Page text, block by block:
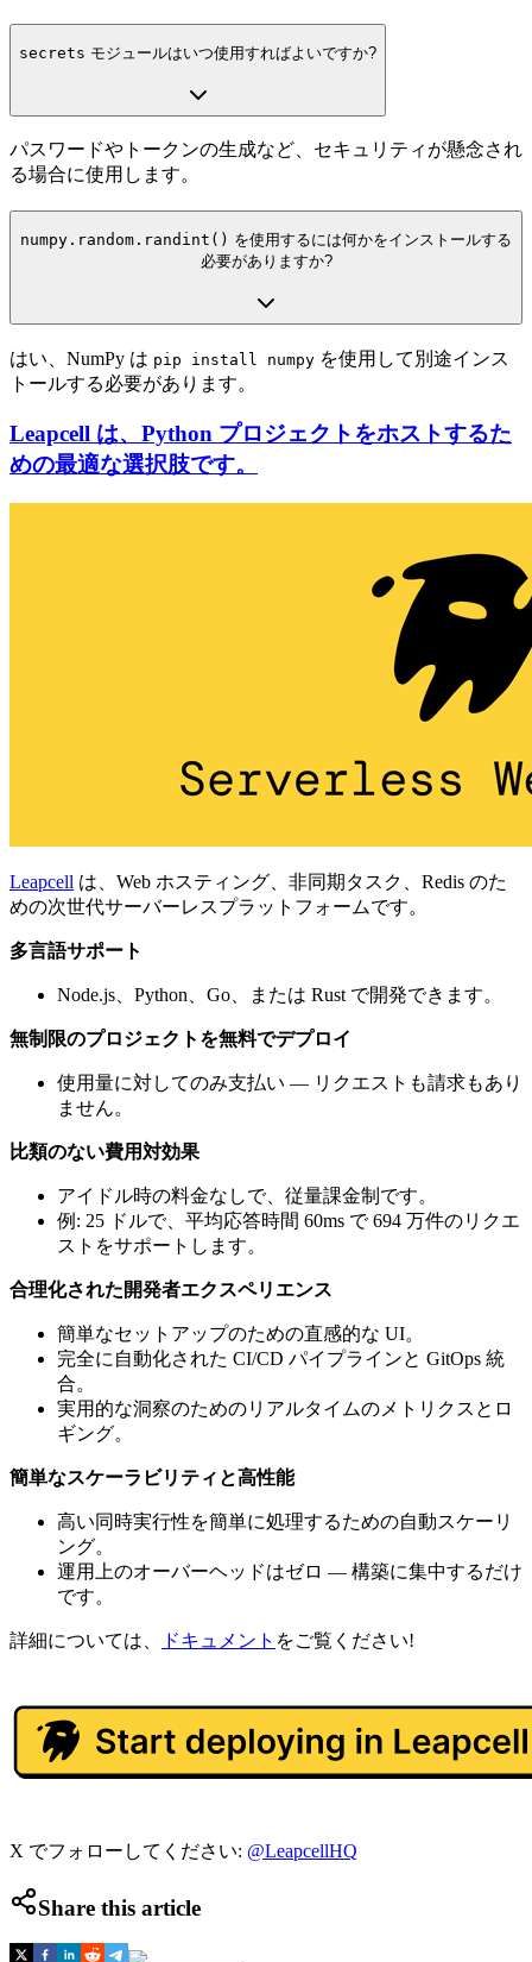
secrets モジュールはいつ使用すればよいですか?
パスワードやトークンの生成など、セキュリティが懸念され
る場合に使用します。
numpy.random.randint() を使用するには何かをインストールする
必要がありますか?
はい、NumPy は pip install numpy を使用して別途インス
トールする必要があります。
Leapcell は、Python プロジェクトをホストするた
めの最適な選択肢です。
Leapcell は、Web ホスティング、非同期タスク、Redis のた
めの次世代サーバーレスプラットフォームです。
多言語サポート
Node.js、Python、Go、または Rust で開発できます。
無制限のプロジェクトを無料でデプロイ
使用量に対してのみ支払い — リクエストも請求もあり
ません。
比類のない費用対効果
アイドル時の料金なしで、従量課金制です。
例: 25 ドルで、平均応答時間 60ms で 694 万件のリクエ
ストをサポートします。
合理化された開発者エクスペリエンス
簡単なセットアップのための直感的な UI。
完全に自動化された CI/CD パイプラインと GitOps 統
合。
実用的な洞察のためのリアルタイムのメトリクスとロ
ギング。
簡単なスケーラビリティと高性能
高い同時実行性を簡単に処理するための自動スケーリ
ング。
運用上のオーバーヘッドはゼロ — 構築に集中するだけ
です。
詳細については、 ドキュメント をご覧ください!
X でフォローしてください: @LeapcellHQ
Share this article